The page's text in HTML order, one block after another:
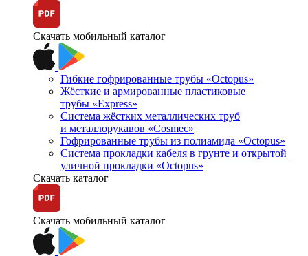
Скачать мобильный каталог
Гибкие гофрированные трубы «Octopus»
Жёсткие и армированные пластиковые
трубы «Express»
Система жёстких металлических труб
и металлорукавов «Cosmec»
Гофрированные трубы из полиамида «Octopus»
Система прокладки кабеля в грунте и открытой
уличной прокладки «Octopus»
Скачать каталог
Скачать мобильный каталог